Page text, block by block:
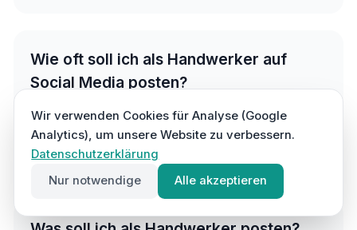
Wie oft soll ich als Handwerker auf
Social Media posten?
3–5 Mal pro Woche auf Instagram, 2–3 Mal auf
TikTok, 2 Mal auf Facebook. Lieber regelmäßig
als perfekt.
Wir verwenden Cookies für Analyse (Google
Analytics), um unsere Website zu verbessern.
Datenschutzerklärung
Nur notwendige
Alle akzeptieren